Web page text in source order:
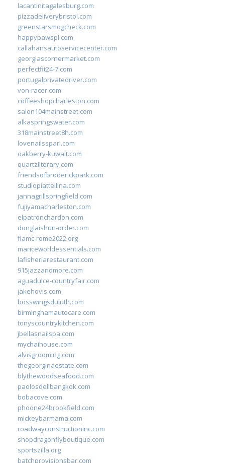
lacantinitagalesburg.com
pizzadeliverybristol.com
greenstarsmogcheck.com
happypawspl.com
callahansautoservicecenter.com
georgiascornermarket.com
perfectfit24-7.com
portugalprivatedriver.com
von-racer.com
coffeeshopcharleston.com
salon104mainstreet.com
alkaspringswater.com
318mainstreet8h.com
lovenailsspari.com
oakberry-kuwait.com
quartzliterary.com
friendsofbroderickpark.com
studiopiattellina.com
jannagrillspringfield.com
fujiyamacharleston.com
elpatronchardon.com
donglaishun-order.com
fiamc-rome2022.org
mariceworldessentials.com
lafisheriarestaurant.com
915jazzandmore.com
aguadulce-countryfair.com
jakehovis.com
bosswingsduluth.com
birminghamautocare.com
tonyscountrykitchen.com
jbellasnailspa.com
mychaihouse.com
alvisgrooming.com
thegeorginaestate.com
blythewoodseafood.com
paolosdelibangkok.com
bobacove.com
phoone24brookfield.com
mickeybarmama.com
roadwayconstructioninc.com
shopdragonflyboutique.com
sportszilla.org
batchprovisionsbar.com